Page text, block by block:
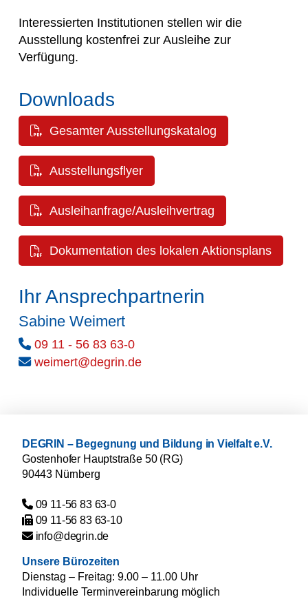
Interessierten Institutionen stellen wir die
Ausstellung kostenfrei zur Ausleihe zur
Verfügung.
Downloads
Gesamter Ausstellungskatalog
Ausstellungsflyer
Ausleihanfrage/Ausleihvertrag
Dokumentation des lokalen Aktionsplans
Ihr Ansprechpartnerin
Sabine Weimert
09 11 - 56 83 63-0
ed.nirged@tremiew
DEGRIN – Begegnung und Bildung in Vielfalt e.V.
Gostenhofer Hauptstraße 50 (RG)
90443 Nürnberg
09 11-56 83 63-0
09 11-56 83 63-10
ed.nirged@ofni
Unsere Bürozeiten
Dienstag – Freitag: 9.00 – 11.00 Uhr
Individuelle Terminvereinbarung möglich